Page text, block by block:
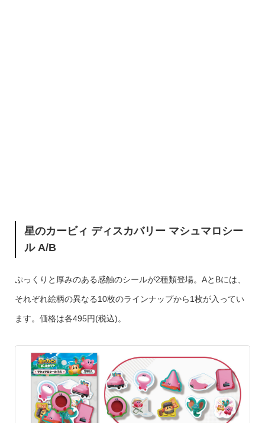
星のカービィ ディスカバリー マシュマロシー
ル A/B
ぷっくりと厚みのある感触のシールが2種類登場。AとBには、
それぞれ絵柄の異なる10枚のラインナップから1枚が入ってい
ます。価格は各495円(税込)。